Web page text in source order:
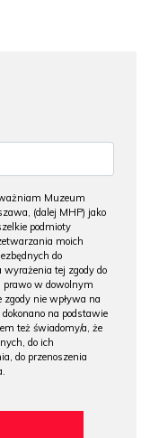
Muzeum
(dalej MHP) jako
podmioty
moich
do
tej zgody do
prawo w dowolnym
zgody nie wpływa na
na podstawie
też świadomy/a, że
do ich
do przenoszenia